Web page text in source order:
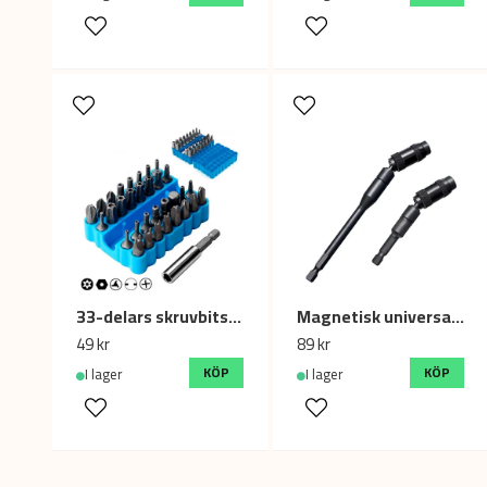
33-delars skruvbitsset med hållare
49 kr
I lager KÖP
Magnetisk universal förlängning för bits, 2-pack (90mm + 145mm)
89 kr
I lager KÖP